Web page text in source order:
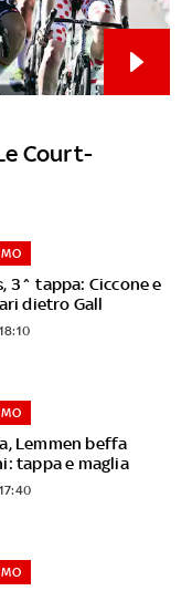
Court-
3^ tappa: Ciccone e
dietro Gall
Lemmen beffa
tappa e maglia